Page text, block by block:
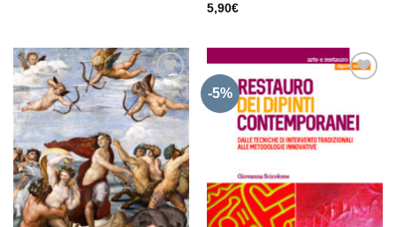
5,90€
Aggiungi
alla lista
dei
desideri
-5%
Aggiungi
alla lista